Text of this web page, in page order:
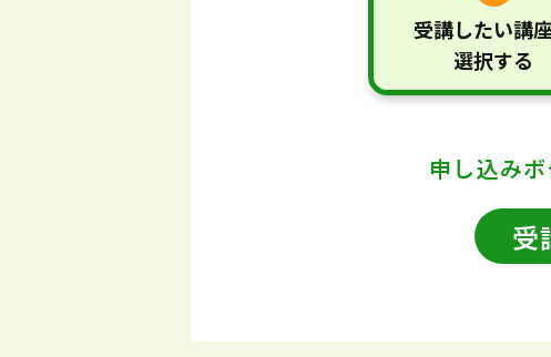
受講したい講
選択する
申し込み
受